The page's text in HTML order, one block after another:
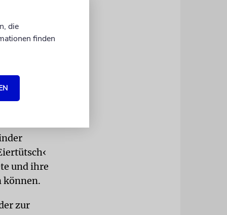
ein
und ihre
können.
zur
die
finden